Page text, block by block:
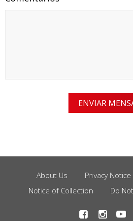
Footer
Menu
About Us Privacy Notice
Notice of Collection
Do